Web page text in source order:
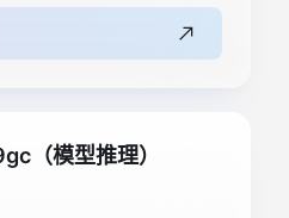
（模型推理）